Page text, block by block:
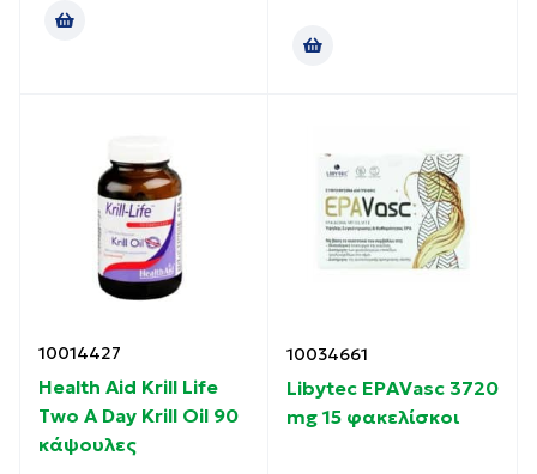
10014427
Health Aid Krill Life
Two A Day Krill Oil 90
κάψουλες
10034661
Libytec EPAVasc 3720
mg 15 φακελίσκοι